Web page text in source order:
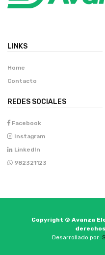
LINKS
Home
Contacto
REDES SOCIALES
Facebook
Instagram
LinkedIn
982321123
Copyright © Avanza
Desarrollado por: